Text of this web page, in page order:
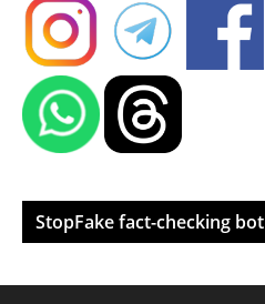
StopFake fact-checking bot